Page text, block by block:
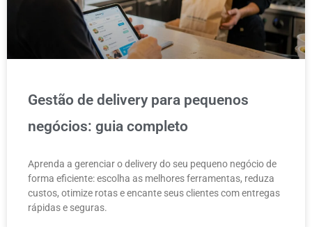
Gestão de delivery para pequenos
negócios: guia completo
Aprenda a gerenciar o delivery do seu pequeno negócio de
forma eficiente: escolha as melhores ferramentas, reduza
custos, otimize rotas e encante seus clientes com entregas
rápidas e seguras.